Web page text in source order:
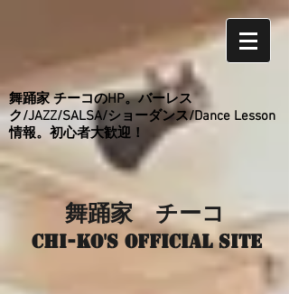
舞踊家 チーコのHP。バーレス
ク/JAZZ/SALSA/ショーダンス/Dance Lesson
情報。初心者大歓迎！
舞踊家 チーコ
Chi-ko's Official site